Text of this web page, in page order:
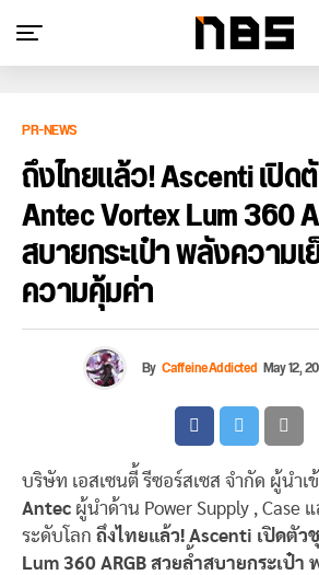
PR-NEWS
ถึงไทยแล้ว! Ascenti เปิ
Antec Vortex Lum 360
สบายกระเป๋า พลังความ
ความคุ้มค่า
By CaffeineAddicted May 12,
บริษัท เอสเซนตี้ รีซอร์สเซส จำกัด ผู้นำเ
Antec ผู้นำด้าน Power Supply , Case
ระดับโลก ถึงไทยแล้ว! Ascenti เปิดตัว
Lum 360 ARGB สวยล้ำสบายกระเป๋า